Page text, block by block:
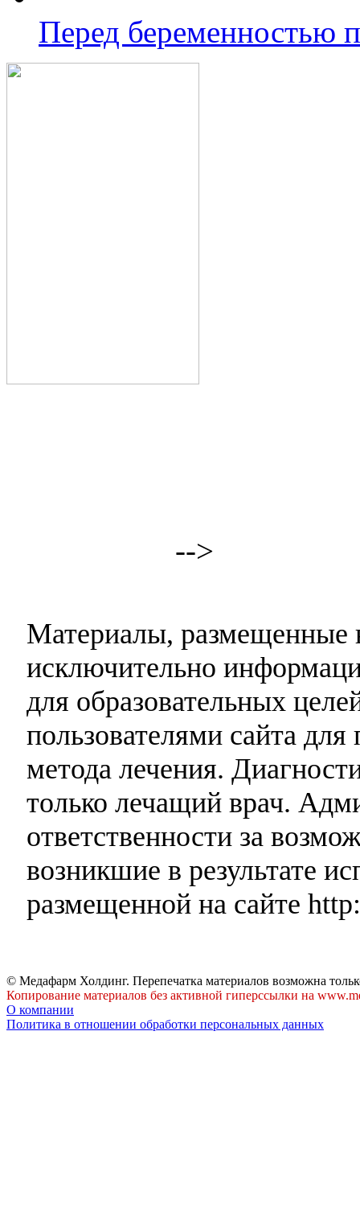
Перед беременностью
-->
Материалы, размещенные
исключительно
для образовательных
пользователями сайта
метода лечения.
только лечащий врач.
ответственности за
возникшие в результате
размещенной на сайте
© Медафарм Холдинг. Перепечатка материалов возможна
Копирование материалов без активной гиперссылки на
О компании
Политика в отношении обработки персональных данных